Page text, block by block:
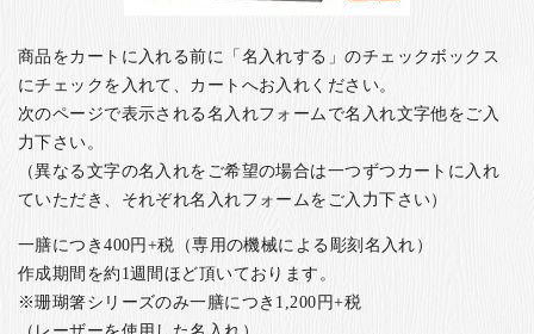
商品をカートに入れる前に「名入れする」のチェックボックス
にチェックを入れて、カートへお入れください。
次のページで表示される名入れフォームで名入れ文字他をご入
力下さい。
（異なる文字の名入れをご希望の場合は一つずつカートに入れ
ていただき、それぞれ名入れフォームをご入力下さい）
一膳につき400円+税（専用の機械による彫刻名入れ）
作成期間を約1週間ほど頂いております。
※珊瑚箸シリーズのみ一膳につき1,200円+税